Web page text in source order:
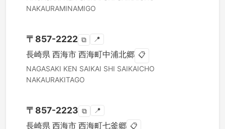
NAKAURAMINAMIGO
〒 857-2222 ⧉ 📍
長崎県 西海市 西海町中浦北郷 📋
NAGASAKI KEN SAIKAI SHI SAIKAICHO
NAKAURAKITAGO
〒 857-2223 ⧉ 📍
長崎県 西海市 西海町七釜郷 📋